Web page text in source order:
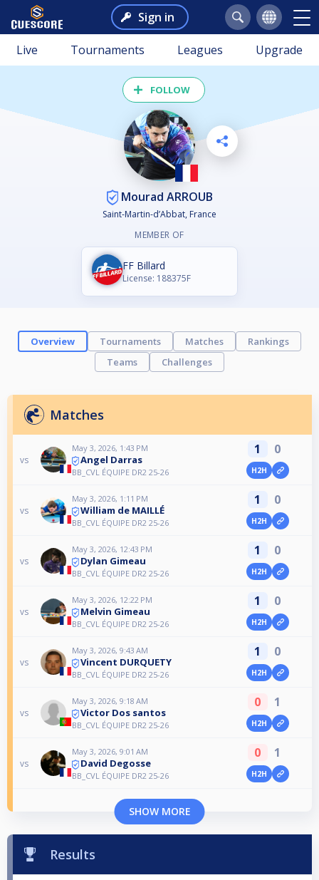
Sign in
Live Tournaments Leagues Upgrade
FOLLOW
Mourad ARROUB
Saint-Martin-d’Abbat, France
MEMBER OF
FF Billard
License: 188375F
Overview Tournaments Matches
Rankings
Teams
Challenges
Matches
vs
May 3, 2026, 1:43 PM
Angel Darras
BB_CVL ÉQUIPE DR2 25-26
1 0
H2H
vs
May 3, 2026, 1:11 PM
William de MAILLÉ
BB_CVL ÉQUIPE DR2 25-26
1 0
H2H
vs
May 3, 2026, 12:43 PM
Dylan Gimeau
BB_CVL ÉQUIPE DR2 25-26
1 0
H2H
vs
May 3, 2026, 12:22 PM
Melvin Gimeau
BB_CVL ÉQUIPE DR2 25-26
1 0
H2H
vs
May 3, 2026, 9:43 AM
Vincent DURQUETY
BB_CVL ÉQUIPE DR2 25-26
1 0
H2H
vs
May 3, 2026, 9:18 AM
Victor Dos santos
BB_CVL ÉQUIPE DR2 25-26
0 1
H2H
vs
May 3, 2026, 9:01 AM
David Degosse
BB_CVL ÉQUIPE DR2 25-26
0 1
H2H
SHOW MORE
Results